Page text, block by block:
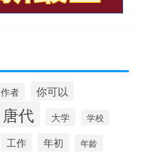
作者 你可以
唐代 大学 学校
工作 年初 年龄